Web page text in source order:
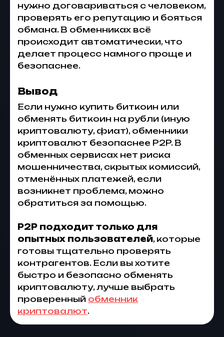
нужно договариваться с человеком,
проверять его репутацию и бояться
обмана. В обменниках всё
происходит автоматически, что
делает процесс намного проще и
безопаснее.
Вывод
Если нужно купить биткоин или
обменять биткоин на рубли (иную
криптовалюту, фиат), обменники
криптовалют безопаснее P2P. В
обменных сервисах нет риска
мошенничества, скрытых комиссий,
отменённых платежей, если
возникнет проблема, можно
обратиться за помощью.
P2P подходит только для
опытных пользователей, которые
готовы тщательно проверять
контрагентов. Если вы хотите
быстро и безопасно обменять
криптовалюту, лучше выбрать
проверенный обменник
криптовалют.